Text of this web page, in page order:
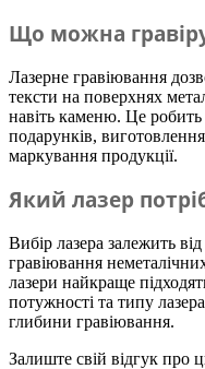
Що можна
Лазерне гравіювання
тексти на поверхнях
навіть каменю. Це робить
подарунків,
маркування продукції.
Який лазер
Вибір лазера залежить
гравіювання
лазери найкраще
потужності та типу
глибини гравіювання.
Залиште свій відгук про